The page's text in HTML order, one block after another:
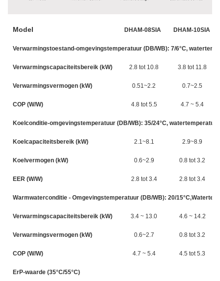
Model DHAM-08SIA DHAM-10SIA
Verwarmingstoestand-omgevingstemperatuur (DB/WB): 7/6°C,
Verwarmingscapaciteitsbereik (kW) 2.8 tot 10.8 3.8 tot 11.8
Verwarmingsvermogen (kW) 0.51~2.2 0.7~2.5
COP (W/W) 4.8 tot 5.5 4.7 ~ 5.4
Koelconditie-omgevingstemperatuur (DB/WB): 35/24°C,
Koelcapaciteitsbereik (kW) 2.1~8.1 2.9~8.9
Koelvermogen (kW) 0.6~2.9 0.8 tot 3.2
EER (W/W) 2.8 tot 3.4 2.8 tot 3.4
Warmwaterconditie - Omgevingstemperatuur (DB/WB): 20/
Verwarmingscapaciteitsbereik (kW) 3.4 ~ 13.0 4.6 ~ 14.2
Verwarmingsvermogen (kW) 0.6~2.7 0.8 tot 3.2
COP (W/W) 4.7 ~ 5.4 4.5 tot 5.3
ErP-waarde (35°C/55°C)